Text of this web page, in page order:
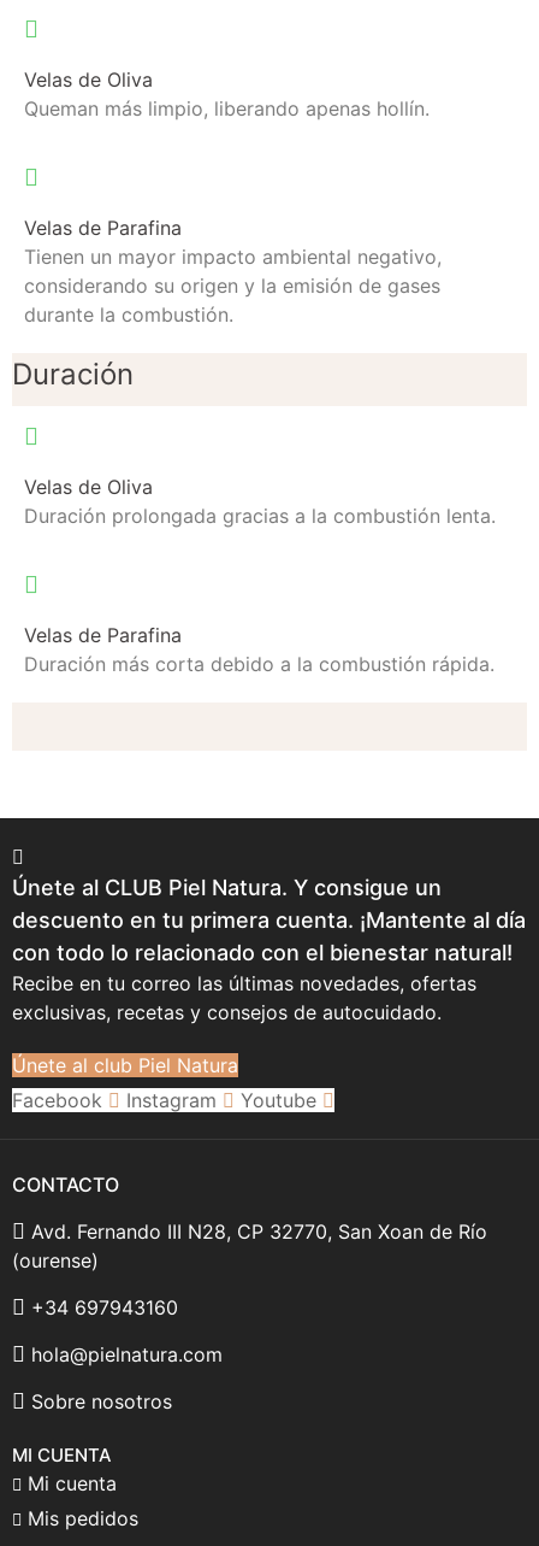
Velas de Oliva
Queman más limpio, liberando apenas hollín.
Velas de Parafina
Tienen un mayor impacto ambiental negativo,
considerando su origen y la emisión de gases
durante la combustión.
Duración
Velas de Oliva
Duración prolongada gracias a la combustión lenta.
Velas de Parafina
Duración más corta debido a la combustión rápida.
Únete al CLUB Piel Natura. Y consigue un
descuento en tu primera cuenta. ¡Mantente al día
con todo lo relacionado con el bienestar natural!
Recibe en tu correo las últimas novedades, ofertas
exclusivas, recetas y consejos de autocuidado.
Únete al club Piel Natura
Facebook
Instagram Youtube
CONTACTO
Avd. Fernando III N28, CP 32770, San Xoan de Río
(ourense)
+34 697943160
hola@pielnatura.com
Sobre nosotros
MI CUENTA
Mi cuenta
Mis pedidos